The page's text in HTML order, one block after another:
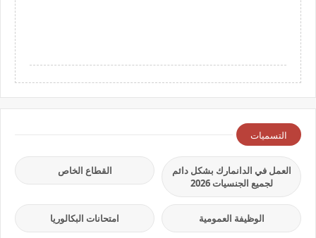
التسميات
العمل في الدانمارك بشكل دائم
لجميع الجنسيات 2026
القطاع الخاص
الوظيفة العمومية امتحانات البكالوريا